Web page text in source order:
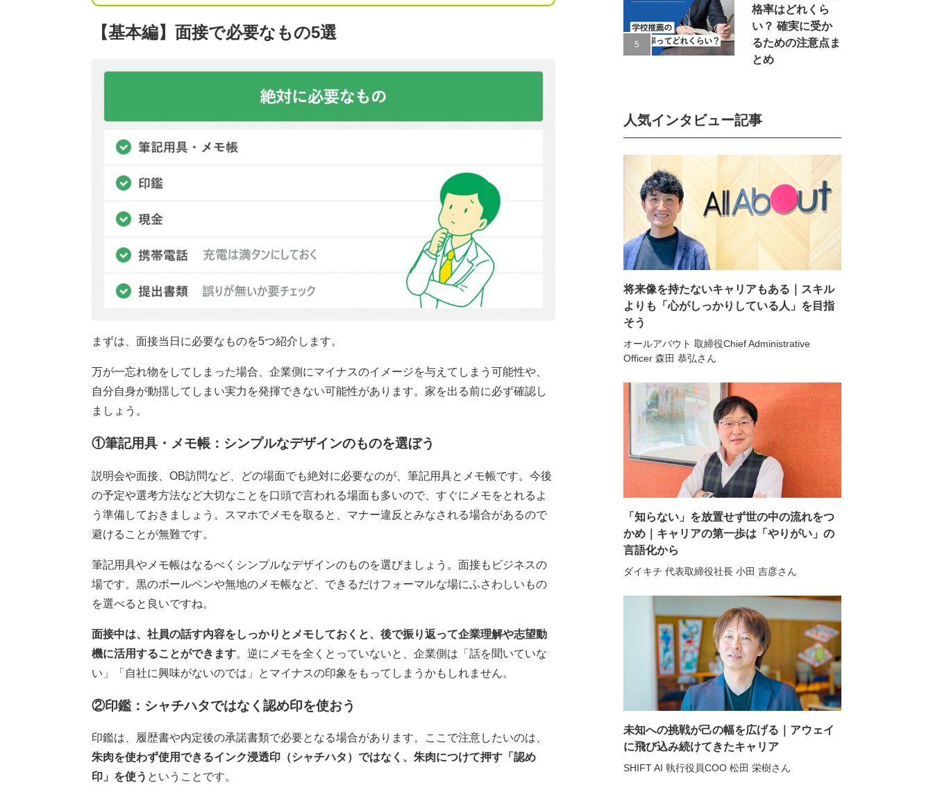
【基本編】面接で必要なもの5選
まずは、面接当日に必要なものを5つ紹介します。
万が一忘れ物をしてしまった場合、企業側にマイナスのイメージを与えてしまう可能性や、
自分自身が動揺してしまい実力を発揮できない可能性があります。家を出る前に必ず確認し
ましょう。
①筆記用具・メモ帳：シンプルなデザインのものを選ぼう
説明会や面接、OB訪問など、どの場面でも絶対に必要なのが、筆記用具とメモ帳です。今後
の予定や選考方法など大切なことを口頭で言われる場面も多いので、すぐにメモをとれるよ
う準備しておきましょう。スマホでメモを取ると、マナー違反とみなされる場合があるので
避けることが無難です。
筆記用具やメモ帳はなるべくシンプルなデザインのものを選びましょう。面接もビジネスの
場です。黒のボールペンや無地のメモ帳など、できるだけフォーマルな場にふさわしいもの
を選べると良いですね。
面接中は、社員の話す内容をしっかりとメモしておくと、後で振り返って企業理解や志望動
機に活用することができます。逆にメモを全くとっていないと、企業側は「話を聞いていな
い」「自社に興味がないのでは」とマイナスの印象をもってしまうかもしれません。
②印鑑：シャチハタではなく認め印を使おう
印鑑は、履歴書や内定後の承諾書類で必要となる場合があります。ここで注意したいのは、
朱肉を使わず使用できるインク浸透印（シャチハタ）ではなく、朱肉につけて押す「認め
印」を使う ということです。
格率はどれくら
い？ 確実に受か
るための注意点ま
とめ
人気インタビュー記事
将来像を持たないキャリアもある｜スキル
よりも「心がしっかりしている人」を目指
そう
オールアバウト 取締役Chief Administrative
Officer 森田 恭弘さん
「知らない」を放置せず世の中の流れをつ
かめ｜キャリアの第一歩は「やりがい」の
言語化から
ダイキチ 代表取締役社長 小田 吉彦さん
未知への挑戦が己の幅を広げる｜アウェイ
に飛び込み続けてきたキャリア
SHIFT AI 執行役員COO 松田 栄樹さん